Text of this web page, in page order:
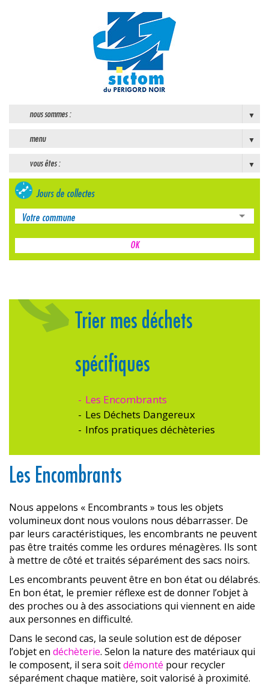
nous sommes :
menu
vous êtes :
Jours de collectes
Trier mes déchets
spécifiques
Les Encombrants
Les Déchets Dangereux
Infos pratiques déchèteries
Les Encombrants
Nous appelons « Encombrants » tous les objets
volumineux dont nous voulons nous débarrasser. De
par leurs caractéristiques, les encombrants ne peuvent
pas être traités comme les ordures ménagères. Ils sont
à mettre de côté et traités séparément des sacs noirs.
Les encombrants peuvent être en bon état ou délabrés.
En bon état, le premier réflexe est de donner l’objet à
des proches ou à des associations qui viennent en aide
aux personnes en difficulté.
Dans le second cas, la seule solution est de déposer
l’objet en déchèterie. Selon la nature des matériaux qui
le composent, il sera soitdémonté pour recycler
séparément chaque matière, soit valorisé à proximité.